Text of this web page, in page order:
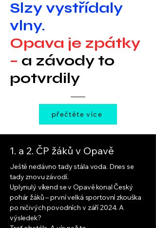
Slzy vystřídaly
vlny.
Opava je zpátky
– a závody to
potvrdily
přečtěte více
1. a 2. ČP žáků v Opavě
Ještě nedávno tady stála voda. Dnes se
tady znovu závodí.
Uplynulý víkend se v Opavě konal Český
pohár žáků – první velká sportovní zkouška
po ničivých povodních v září 2024. A
výsledek?